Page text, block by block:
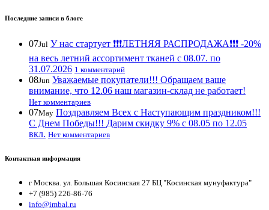
Последние записи в блоге
07Jul У нас стартует ❗️❗️❗️ЛЕТНЯЯ РАСПРОДАЖА❗️❗️❗️ -20%
на весь летний ассортимент тканей с 08.07. по
31.07.2026 1 комментарий
08Jun Уважаемые покупатели!!! Обращаем ваше
внимание, что 12.06 наш магазин-склад не работает!
Нет комментариев
07May Поздравляем Всех с Наступающим праздником!!!
С Днем Победы!!! Дарим скидку 9% с 08.05 по 12.05
вкл. Нет комментариев
Контактная информация
г Москва. ул. Большая Косинская 27 БЦ "Косинская мунуфактура"
+7 (985) 226-86-76
info@imbal.ru